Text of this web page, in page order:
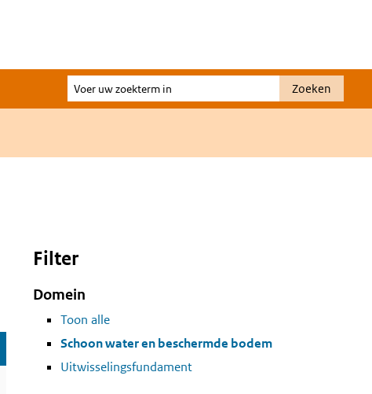
Voer
uw
Zoeken
Filter
Domein
Toon alle
Schoon water en beschermde bodem
Uitwisselingsfundament